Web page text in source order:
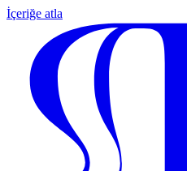
İçeriğe atla